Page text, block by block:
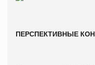
ПЕРСПЕКТИВНЫЕ